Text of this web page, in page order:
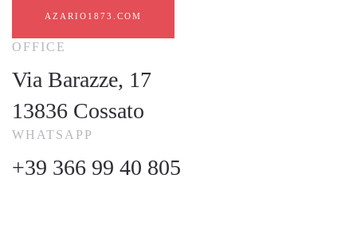
AZARIO1873.COM
OFFICE
Via Barazze, 17
13836 Cossato
WHATSAPP
+39 366 99 40 805